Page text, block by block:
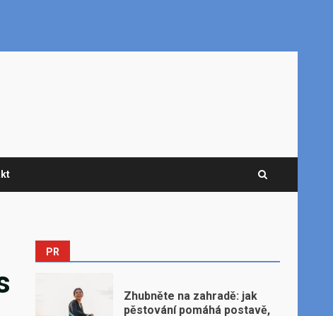
PR
Zhubněte na zahradě: jak
pěstování pomáhá postavě,